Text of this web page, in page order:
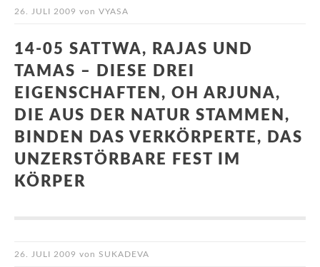
26. JULI 2009 von VYASA
14-05 SATTWA, RAJAS UND
TAMAS – DIESE DREI
EIGENSCHAFTEN, OH ARJUNA,
DIE AUS DER NATUR STAMMEN,
BINDEN DAS VERKÖRPERTE, DAS
UNZERSTÖRBARE FEST IM
KÖRPER
26. JULI 2009 von SUKADEVA